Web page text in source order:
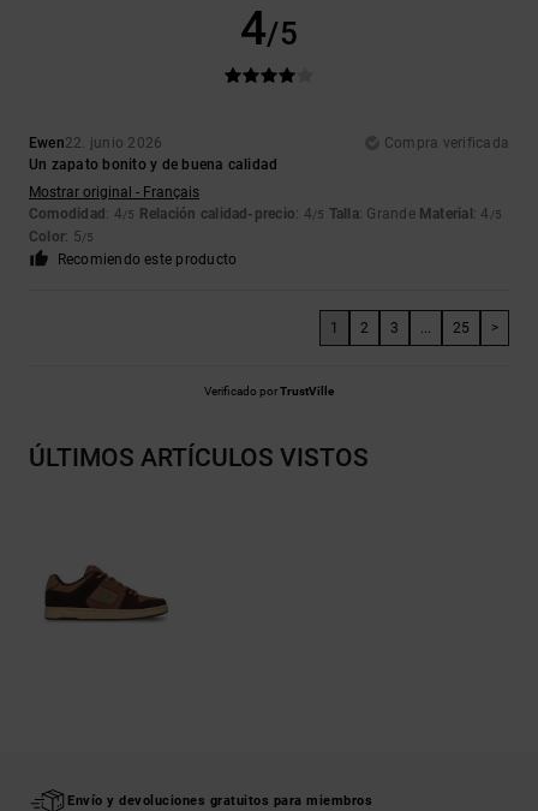
4/5
Ewen22. junio 2026
Compra verificada
Un zapato bonito y de buena calidad
Mostrar original - Français
Comodidad : 4/5 Relación calidad-precio: 4/5 Talla: Grande Material : 4 /5
Color: 5/5
Recomiendo este producto
1 2 3 ... 25 >
Verificado porTrustVille
ÚLTIMOS ARTÍCULOS VISTOS
Envío y devoluciones gratuitos para miembros